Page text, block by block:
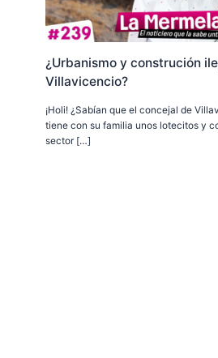
¿Urbanismo y construción
Villavicencio?
¡Holi! ¿Sabían que el concejal de
tiene con su familia unos lotecitos y
sector […]